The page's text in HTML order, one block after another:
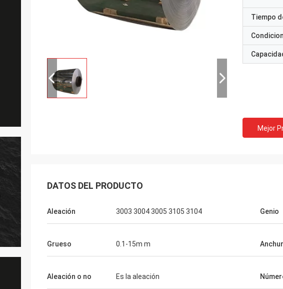
de diez años, alcanzamos provechoso
Nuestro negocio tiene grande
Tiempo
Mejor
DATOS DEL PRODUCTO
Aleación 3003 3004 3005 3105 3104 Genio
Grueso 0.1-15m m
Aleación o no Es la aleación